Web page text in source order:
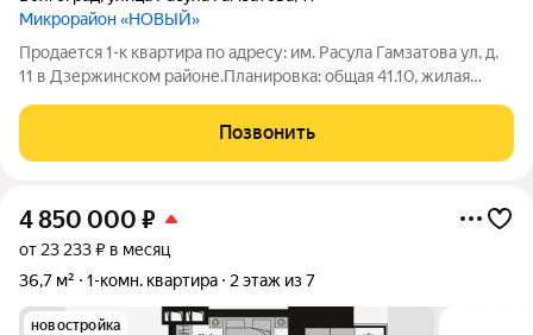
Микрорайон «НОВЫЙ»
Продается 1-к квартира по адресу: им. Расула Гамзатова ул, д.
11 в Дзержинском районе.Планировка: общая 41.10, жилая
застекленная пластиком лоджия.При продаже остается: серый
ключ.Квартира не
Позвонить
4 850 000 ₽
от 23 233 ₽ в месяц
36,7 м²
1-комн. квартира 2 этаж из 7
новостройка